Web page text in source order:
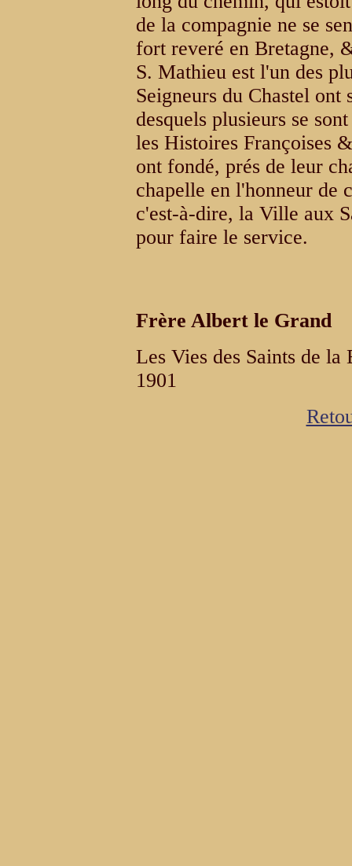
de la compagnie ne se
fort reveré en Bretagne,
S. Mathieu est l'un des
Seigneurs du Chastel
desquels plusieurs se
les Histoires Françoises
ont fondé, prés de leur
chapelle en l'honneur de
c'est-à-dire, la Ville aux
pour faire le service.
Frère Albert le Grand
Les Vies des Saints de
1901